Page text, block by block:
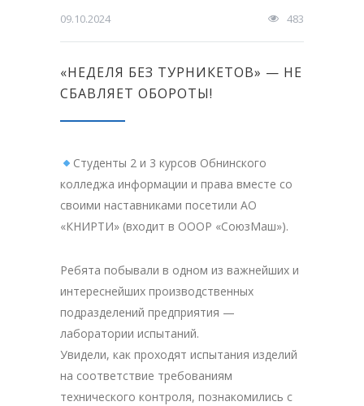
09.10.2024 483
«НЕДЕЛЯ БЕЗ ТУРНИКЕТОВ» — НЕ
СБАВЛЯЕТ ОБОРОТЫ!
Студенты 2 и 3 курсов Обнинского
колледжа информации и права вместе со
своими наставниками посетили АО
«КНИРТИ» (входит в ОООР «СоюзМаш»).
Ребята побывали в одном из важнейших и
интереснейших производственных
подразделений предприятия —
лаборатории испытаний.
Увидели, как проходят испытания изделий
на соответствие требованиям
технического контроля, познакомились с